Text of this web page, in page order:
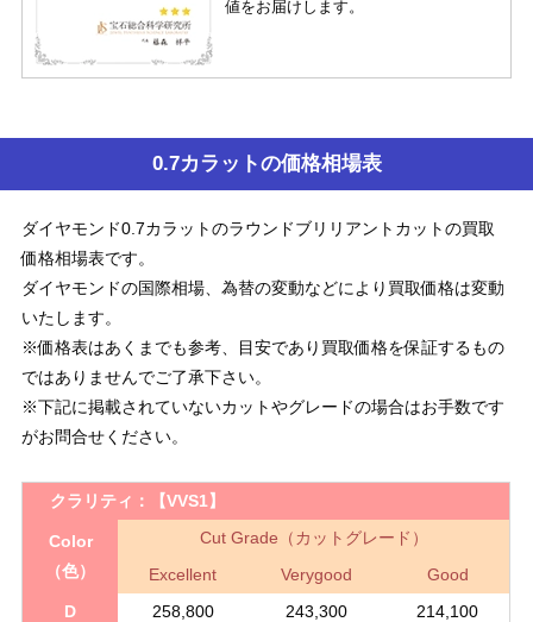
値をお届けします。
0.7カラットの価格相場表
ダイヤモンド0.7カラットのラウンドブリリアントカットの買取
価格相場表です。
ダイヤモンドの国際相場、為替の変動などにより買取価格は変動
いたします。
※価格表はあくまでも参考、目安であり買取価格を保証するもの
ではありませんでご了承下さい。
※下記に掲載されていないカットやグレードの場合はお手数です
がお問合せください。
クラリティ： 【VVS1】
Color
（色）
Cut Grade（カットグレード）
Excellent
Verygood
Good
D
258,800 243,300
214,100